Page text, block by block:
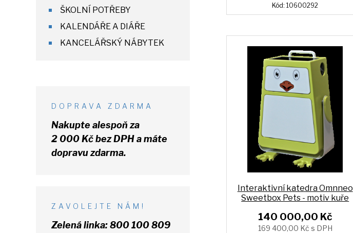
Kód: 10600292
Interaktivní katedra Omnneo
Sweetbox Pets - motiv kuře
140 000,00 Kč
169 400,00 Kč s DPH
ŠKOLNÍ POTŘEBY
KALENDÁŘE A DIÁŘE
KANCELÁŘSKÝ NÁBYTEK
DOPRAVA ZDARMA
Nakupte alespoň za
2 000 Kčbez DPHa máte
dopravu zdarma.
ZAVOLEJTE NÁM!
Zelená linka:800 100 809